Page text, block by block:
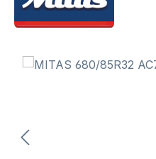
Bildergalerie überspringen